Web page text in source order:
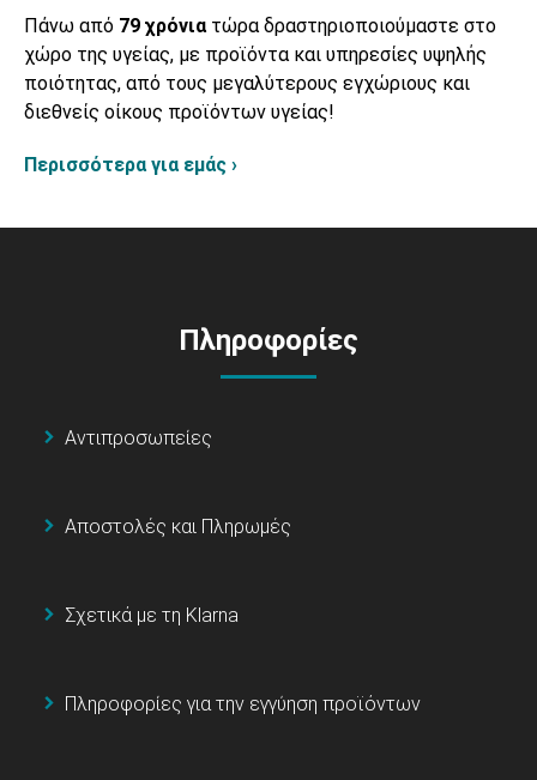
Πάνω από 79 χρόνια τώρα δραστηριοποιούμαστε στο
χώρο της υγείας, με προϊόντα και υπηρεσίες υψηλής
ποιότητας, από τους μεγαλύτερους εγχώριους και
διεθνείς οίκους προϊόντων υγείας!
Περισσότερα για εμάς ›
Πληροφορίες
Αντιπροσωπείες
Αποστολές και Πληρωμές
Σχετικά με τη Klarna
Πληροφορίες για την εγγύηση προϊόντων